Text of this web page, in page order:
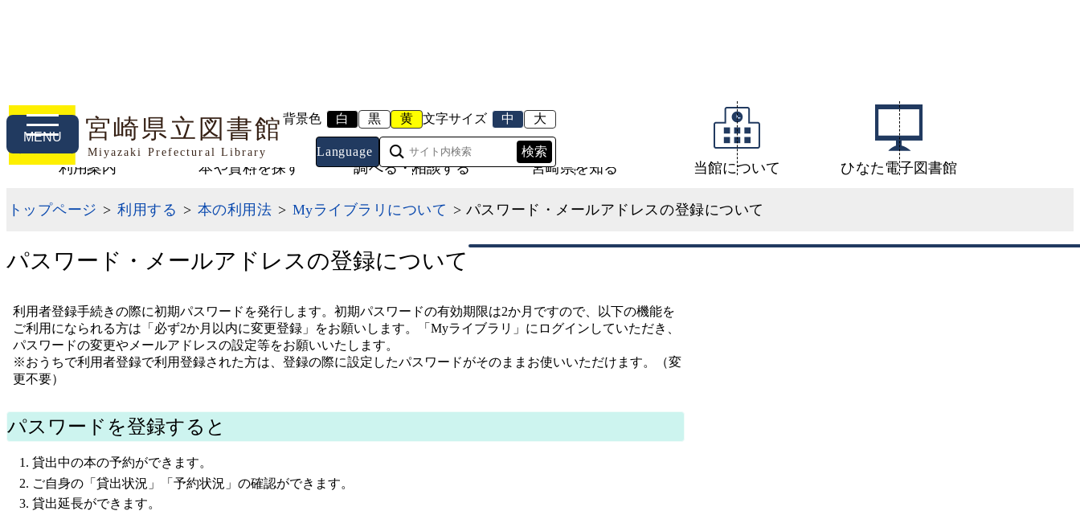
宮崎県立図書館
Miyazaki Prefectural Library
背景色 白 黒 黄 文字サイズ 中 大
Language
MENU
利用案内 本や資料を探す 調べる・相談する 宮崎県を知る 当館について ひなた電子図書館
トップページ > 利用する > 本の利用法 > Myライブラリについて > パスワード・メールアドレスの登録について
パスワード・メールアドレスの登録について
利用者登録手続きの際に初期パスワードを発行します。初期パスワードの有効期限は2か月ですので、以下の機能を
ご利用になられる方は「必ず2か月以内に変更登録」をお願いします。「Myライブラリ」にログインしていただき、
パスワードの変更やメールアドレスの設定等をお願いいたします。
※おうちで利用者登録で利用登録された方は、登録の際に設定したパスワードがそのままお使いいただけます。（変
更不要）
パスワードを登録すると
貸出中の本の予約ができます。
ご自身の「貸出状況」「予約状況」の確認ができます。
貸出延長ができます。